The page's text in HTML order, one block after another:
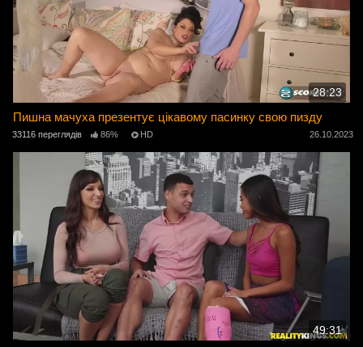
28:23
Пишна мачуха презентує цікавому пасинку свою пизду
33116 переглядів 86% HD 26.10.2023
49:31